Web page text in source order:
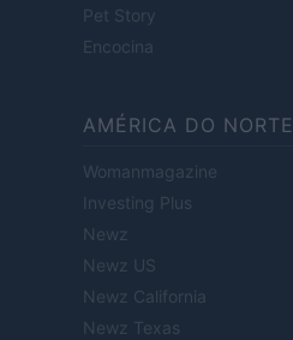
Pet Story
Encocina
AMÉRICA DO NORTE
Womanmagazine
Investing Plus
Newz
Newz US
Newz California
Newz Texas